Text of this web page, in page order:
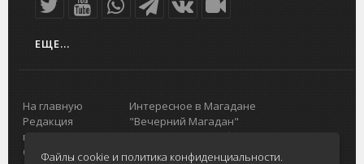
ЕЩЕ...
На главную
Редакция
портала
О проекте
Интересное в Магадане
"Вечерний Магадан"
Городская доска объявлений
Реклама
Файлы cookie и политика конфиденциальности.